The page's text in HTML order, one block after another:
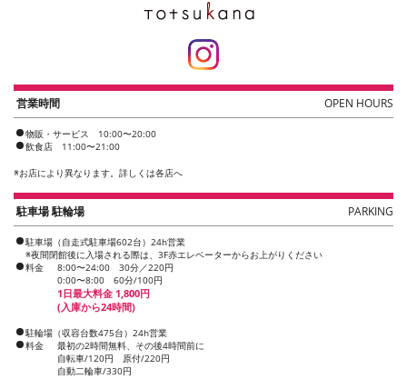
営業時間 OPEN HOURS
物販・サービス 10:00〜20:00
飲食店 11:00〜21:00
※お店により異なります。詳しくは各店へ
駐車場 駐輪場 PARKING
駐車場（自走式駐車場602台）24h営業
※夜間閉館後に入場される際は、3F赤エレベーターからお上がりください
料金
8:00〜24:00 30分／220円
0:00〜8:00 60分/100円
1日最大料金 1,800円
(入庫から24時間)
駐輪場（収容台数475台）24h営業
料金
最初の2時間無料、その後4時間前に
自転車/120円 原付/220円
自動二輪車/330円